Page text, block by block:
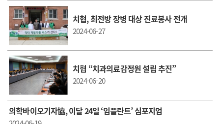
치협, 최전방 장병 대상 진료봉사 전개
2024-06-27
치협 “치과의료감정원 설립 추진”
2024-06-20
의학바이오기자協, 이달 24일 ‘임플란트’ 심포지엄